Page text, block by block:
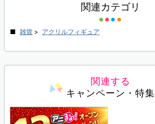
関連カテゴリ
雑貨 > アクリルフィギュア
関連する
キャンペーン・特集